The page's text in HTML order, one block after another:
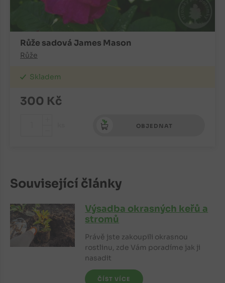
Růže sadová James Mason
Růže
Skladem
300 Kč
OBJEDNAT
Související články
Výsadba okrasných keřů a
stromů
Právě jste zakoupili okrasnou
rostlinu, zde Vám poradíme jak ji
nasadit
ČÍST VÍCE